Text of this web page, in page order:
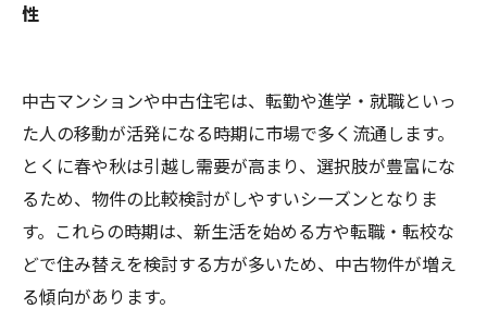
性
中古マンションや中古住宅は、転勤や進学・就職といっ
た人の移動が活発になる時期に市場で多く流通します。
とくに春や秋は引越し需要が高まり、選択肢が豊富にな
るため、物件の比較検討がしやすいシーズンとなりま
す。これらの時期は、新生活を始める方や転職・転校な
どで住み替えを検討する方が多いため、中古物件が増え
る傾向があります。